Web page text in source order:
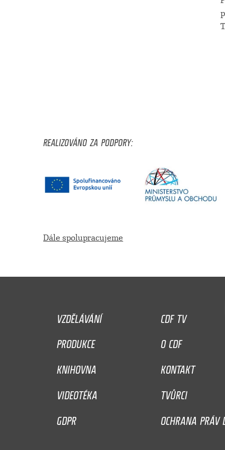
REALIZOVÁNO ZA PODPORY:
Dále spolupracujeme
VZDĚLÁVÁNÍ
CDF TV
PRODUKCE
O CDF
KNIHOVNA
KONTAKT
VIDEOTÉKA
TVŮRCI
GDPR
OCHRANA PRÁV